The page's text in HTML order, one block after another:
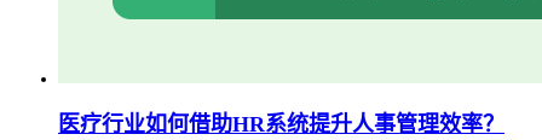
医疗行业如何借助HR系统提升人事管理效率？